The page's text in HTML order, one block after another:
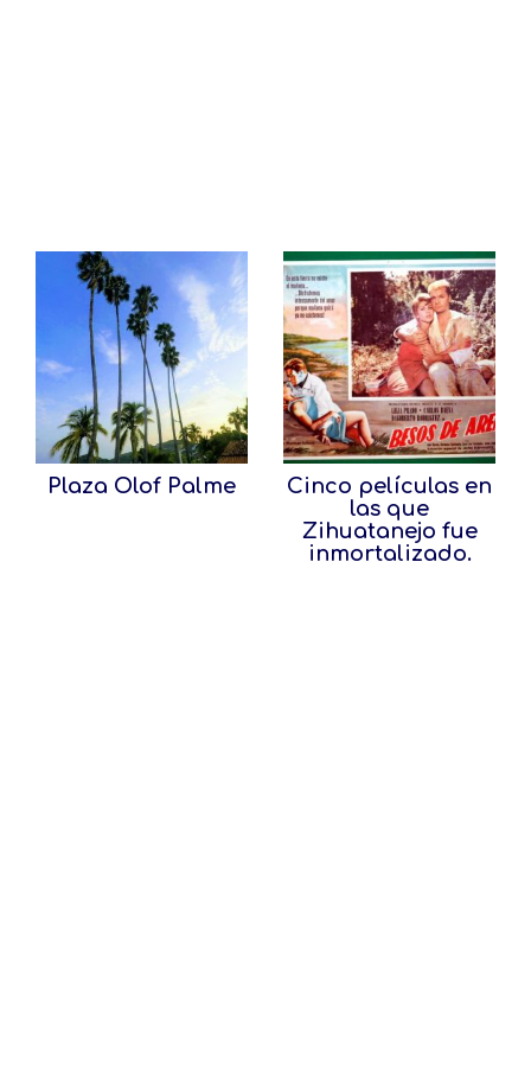
Plaza Olof Palme
Cinco películas en
las que
Zihuatanejo fue
inmortalizado.